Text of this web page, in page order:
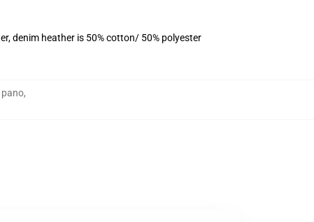
denim heather is 50% cotton/ 50% polyester
pano,